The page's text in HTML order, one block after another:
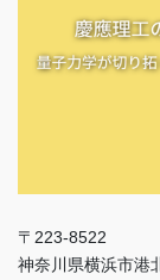
〒223-8522
神奈川県横浜市港